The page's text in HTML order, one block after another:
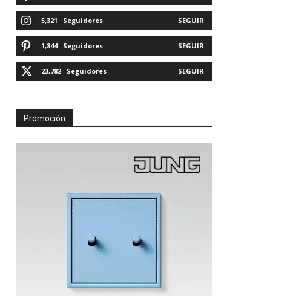
5,321 Seguidores SEGUIR
1,844 Seguidores SEGUIR
23,782 Seguidores SEGUIR
Promoción